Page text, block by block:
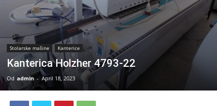
Stolarske mašine Kanterice
Kanterica Holzher 4793-22
Od admin - April 18, 2023